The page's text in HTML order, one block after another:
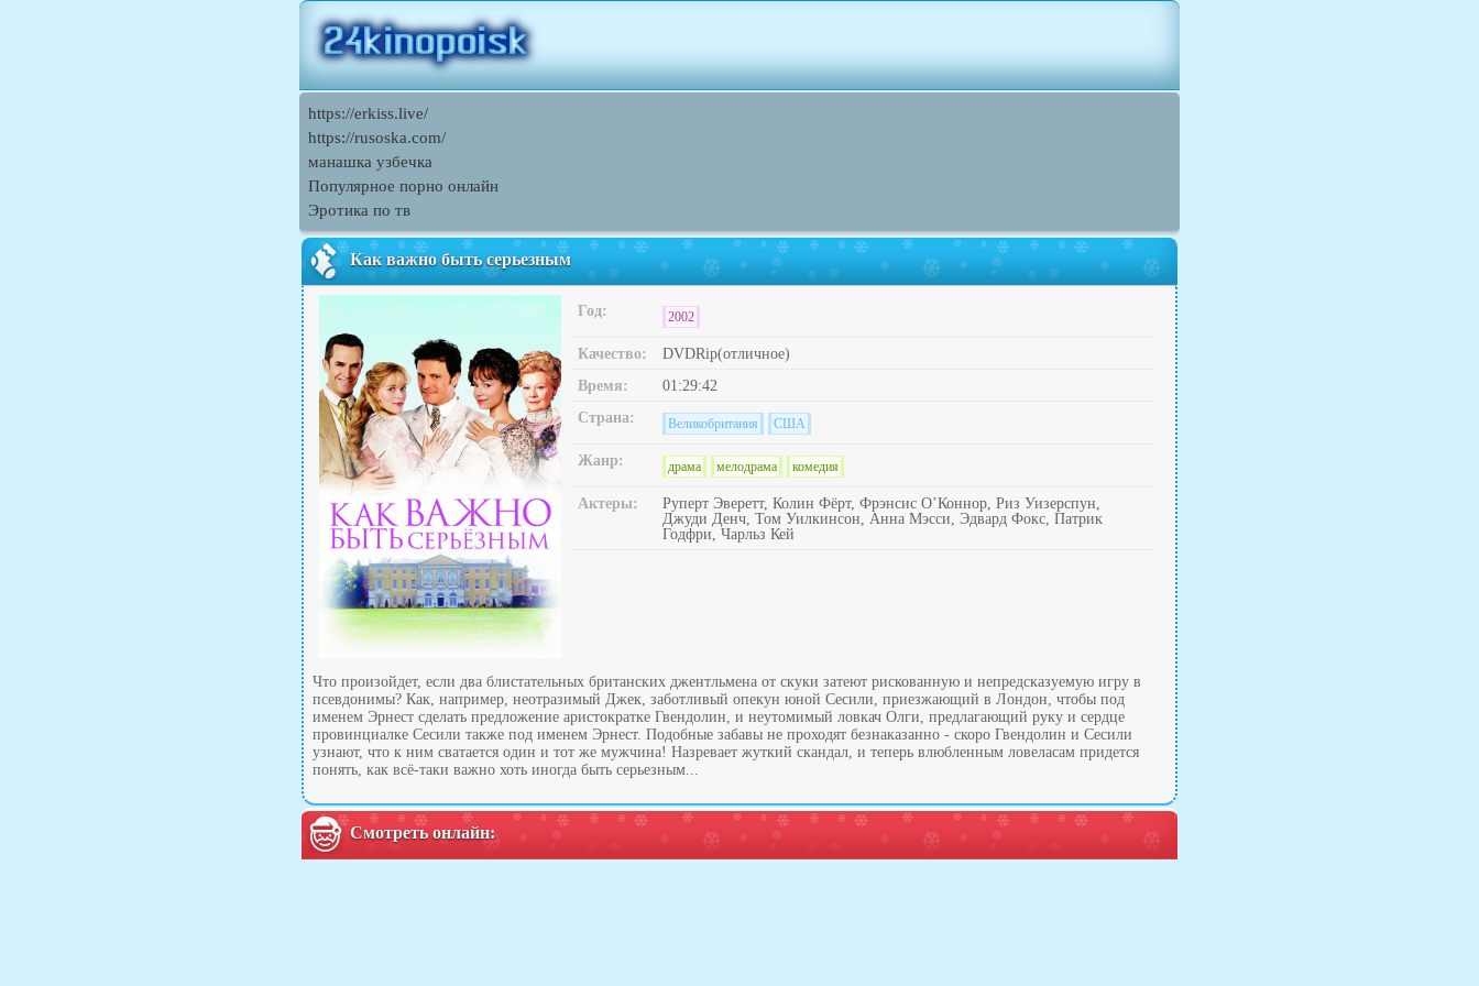
https://erkiss.live/
https://rusoska.com/
манашка узбечка
Популярное порно онлайн
Эротика по тв
Как важно быть серьезным
Год: 2002
Качество:
DVDRip(отличное)
Время:
01:29:42
Страна:
Великобритания США
Жанр: драма мелодрама комедия
Актеры:
Руперт Эверетт, Колин Фёрт, Фрэнсис О’Коннор, Риз Уизерспун,
Джуди Денч, Том Уилкинсон, Анна Мэсси, Эдвард Фокс, Патрик
Годфри, Чарльз Кей
Что произойдет, если два блистательных британских джентльмена от скуки затеют рискованную и непредсказуемую игру в
псевдонимы? Как, например, неотразимый Джек, заботливый опекун юной Сесили, приезжающий в Лондон, чтобы под
именем Эрнест сделать предложение аристократке Гвендолин, и неутомимый ловкач Олги, предлагающий руку и сердце
провинциалке Сесили также под именем Эрнест. Подобные забавы не проходят безнаказанно - скоро Гвендолин и Сесили
узнают, что к ним сватается один и тот же мужчина! Назревает жуткий скандал, и теперь влюбленным ловеласам придется
понять, как всё-таки важно хоть иногда быть серьезным...
Смотреть онлайн: